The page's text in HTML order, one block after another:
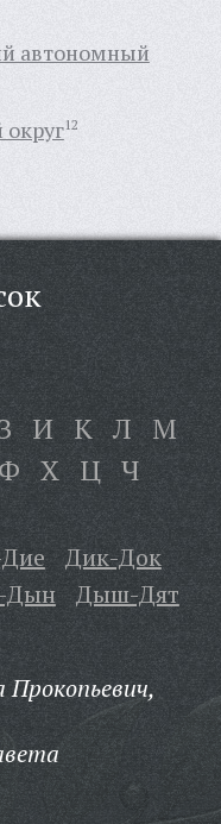
автономный
12
И К Л М
Х Ц Ч
Дик-Док
Дын Дыш-Дят
Прокопьевич,